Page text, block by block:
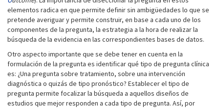
elementos radica en que permite definir sin ambigüedades lo que se
pretende averiguar y permite construir, en base a cada uno de los
componentes de la pregunta, la estrategia a la hora de realizar la
búsqueda de la evidencia en las correspondientes bases de datos.
Otro aspecto importante que se debe tener en cuenta en la
formulación de la pregunta es identificar qué tipo de pregunta clínica
es: ¿Una pregunta sobre tratamiento, sobre una intervención
diagnóstica o quizás de tipo pronóstico? Establecer el tipo de
pregunta permite focalizar la búsqueda a aquellos diseños de
estudios que mejor responden a cada tipo de pregunta. Así, por